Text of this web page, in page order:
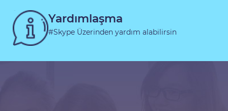
Yardımlaşma
#Skype Üzerinden yardım alabilirsin